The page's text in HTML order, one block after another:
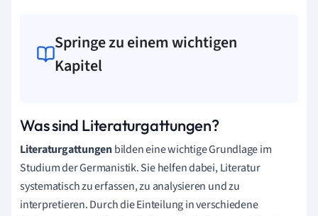
Springe zu einem wichtigen
Kapitel
Was sind Literaturgattungen?
Literaturgattungenbilden eine wichtige Grundlage im
Studium der Germanistik. Sie helfen dabei, Literatur
systematisch zu erfassen, zu analysieren und zu
interpretieren. Durch die Einteilung in verschiedene